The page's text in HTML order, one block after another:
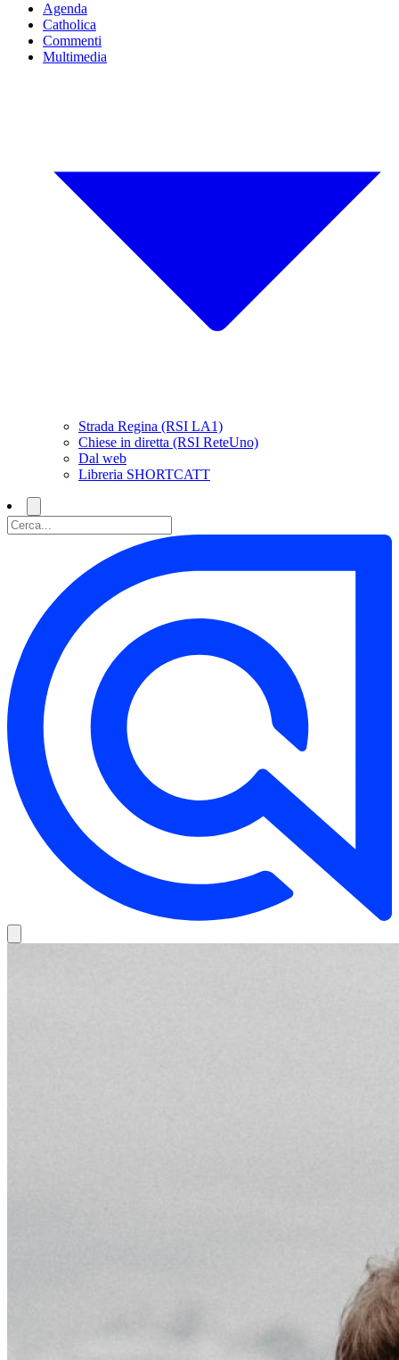
Agenda
Catholica
Commenti
Multimedia
Strada Regina (RSI LA1)
Chiese in diretta (RSI ReteUno)
Dal web
Libreria SHORTCATT